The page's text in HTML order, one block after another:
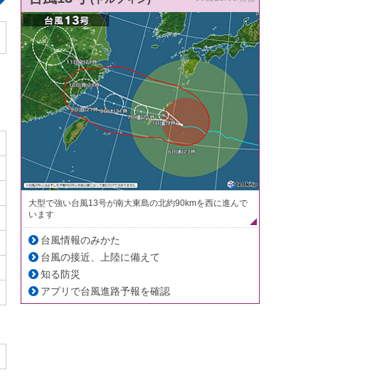
大型で強い台風13号が南大東島の北約90kmを西に進んで
います
台風情報のみかた
台風の接近、上陸に備えて
知る防災
アプリで台風進路予報を確認